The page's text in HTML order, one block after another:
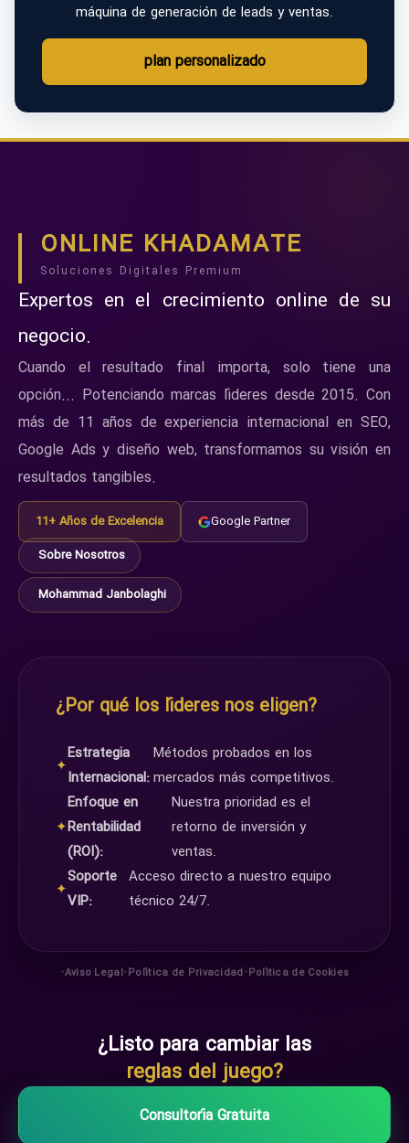
máquina de generación de leads y ventas.
plan personalizado
ONLINE KHADAMATE
Soluciones Digitales Premium
Expertos en el crecimiento online de su
negocio.
Cuando el resultado final importa, solo tiene una
opción... Potenciando marcas líderes desde 2015. Con
más de 11 años de experiencia internacional en SEO,
Google Ads y diseño web, transformamos su visión en
resultados tangibles.
11+ Años de Excelencia
Google Partner
Sobre Nosotros
Mohammad Janbolaghi
¿Por qué los líderes nos eligen?
✦
Estrategia
Internacional:
Métodos probados en los
mercados más competitivos.
✦
Enfoque en
Rentabilidad
(ROI):
Nuestra prioridad es el
retorno de inversión y
ventas.
✦
Soporte
VIP:
Acceso directo a nuestro equipo
técnico 24/7.
•Aviso Legal•Política de Privacidad•Política de Cookies
¿Listo para cambiar las
reglas del juego?
Consultoría Gratuita